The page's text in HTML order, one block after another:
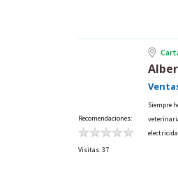
Recomendaciones:
Visitas: 37
Siempre